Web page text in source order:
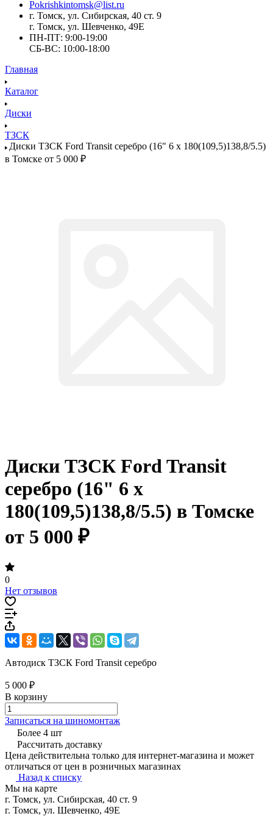
Pokrishkintomsk@list.ru
г. Томск, ул. Сибирская, 40 ст. 9
г. Томск, ул. Шевченко, 49Е
ПН-ПТ: 9:00-19:00
СБ-ВС: 10:00-18:00
Главная
Каталог
Диски
ТЗСК
Диски ТЗСК Ford Transit серебро (16" 6 x 180(109,5)138,8/5.5)
в Томске от 5 000 ₽
Диски ТЗСК Ford Transit
серебро (16" 6 x
180(109,5)138,8/5.5) в Томске
от 5 000 ₽
0
Нет отзывов
Автодиск ТЗСК Ford Transit серебро
5 000 ₽
В корзину
Записаться на шиномонтаж
Более 4 шт
Рассчитать доставку
Цена действительна только для интернет-магазина и может
отличаться от цен в розничных магазинах
Назад к списку
Мы на карте
г. Томск, ул. Сибирская, 40 ст. 9
г. Томск, ул. Шевченко, 49Е